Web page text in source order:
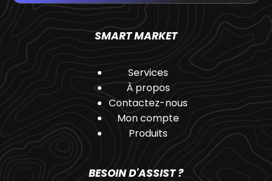
SMART MARKET
Services
À propos
Contactez-nous
Mon compte
Produits
BESOIN D'ASSIST ?